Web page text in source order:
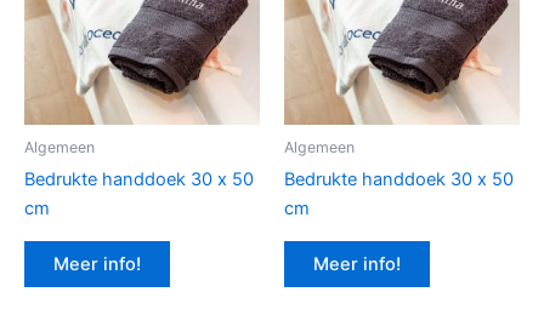
Algemeen
Bedrukte handdoek 30 x 50
cm
Meer info!
Algemeen
Bedrukte handdoek 30 x 50
cm
Meer info!